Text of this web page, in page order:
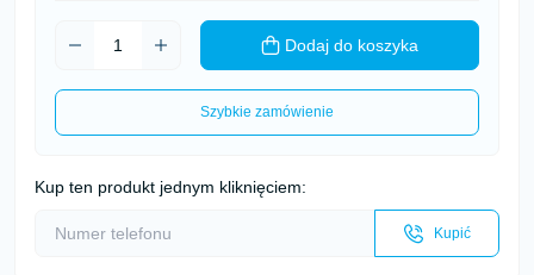
Dodaj do koszyka
Szybkie zamówienie
Kup ten produkt jednym kliknięciem:
Kupić